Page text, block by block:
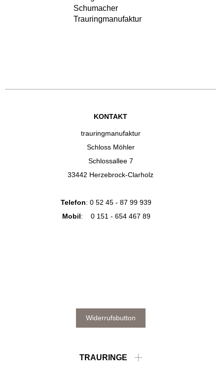
KONTAKT
trauringmanufaktur
Schloss Möhler
Schlossallee 7
33442 Herzebrock-Clarholz
Telefon: 0 52 45 - 87 99 939
Mobil: 0 151 - 654 467 89
Widerrufsbutton
TRAURINGE